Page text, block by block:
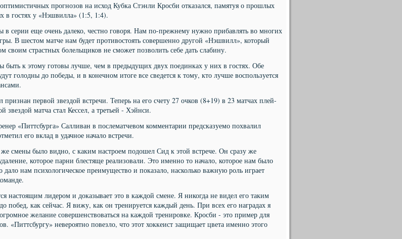
прогнозов на исход Кубка Стэнли Кросби отказался, памятуя о прошлых
в гостях у «Нэшвилла» (1:5, 1:4).
в серии еще очень далеко, честно говоря. Нам по-прежнему нужно прибавлять во многих
В шестом матче нам будет противостоять совершенно другой «Нэшвилл», который
своим страстных болельщиков не сможет позволить себе дать слабину.
к этому готовы лучше, чем в предыдущих двух поединках у них в гостях. Обе
голодны до победы, и в конечном итоге все сведется к тому, кто лучше воспользуется
признан первой звездой встречи. Теперь на его счету 27 очков (8+19) в 23 матчах плей-
звездой матча стал Кессел, а третьей - Хэйнси.
«Питтсбурга» Салливан в послематчевом комментарии предсказуемо похвалил
его вклад в удачное начало встречи.
смены было видно, с каким настроем подошел Сид к этой встрече. Он сразу же
которое парни блестяще реализовали. Это именно то начало, которое нам было
нам психологическое преимущество и показало, насколько важную роль играет
настоящим лидером и доказывает это в каждой смене. Я никогда не видел его таким
побед, как сейчас. Я вижу, как он тренируется каждый день. При всех его наградах я
желание совершенствоваться на каждой тренировке. Кросби - это пример для
«Питтсбургу» невероятно повезло, что этот хоккеист защищает цвета именно этого